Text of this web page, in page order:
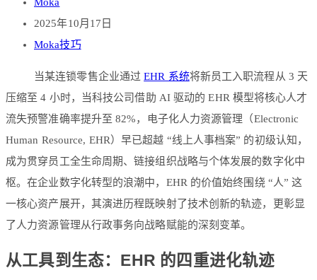
2025年10月17日
Moka技巧
当某连锁零售企业通过EHR 系统将新员工入职流程从 3 天
压缩至 4 小时，当科技公司借助 AI 驱动的 EHR 模型将核心人才
流失预警准确率提升至 82%，电子化人力资源管理（Electronic
Human Resource, EHR）早已超越 “线上人事档案” 的初级认知，
成为贯穿员工全生命周期、链接组织战略与个体发展的数字化中
枢。在企业数字化转型的浪潮中，EHR 的价值始终围绕 “人” 这
一核心资产展开，其演进历程既映射了技术创新的轨迹，更彰显
了人力资源管理从行政事务向战略赋能的深刻变革。
从工具到生态：EHR 的四重进化轨迹